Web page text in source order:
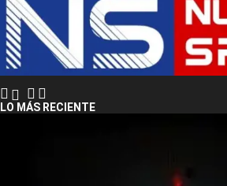
LO MÁS RECIENTE